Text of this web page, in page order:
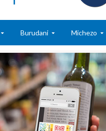
Burudani Michezo